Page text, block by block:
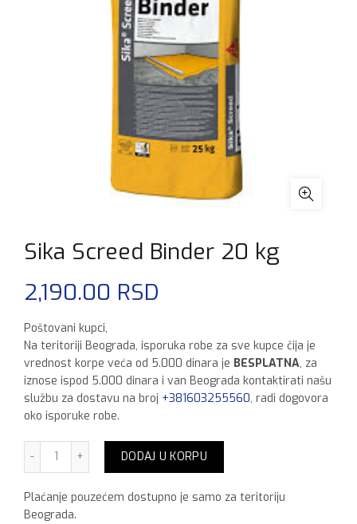
Sika Screed Binder 20 kg
2,190.00 RSD
Poštovani kupci,
Na teritoriji Beograda, isporuka robe za sve kupce čija je
vrednost korpe veća od 5.000 dinara je BESPLATNA, za
iznose ispod 5.000 dinara i van Beograda kontaktirati našu
službu za dostavu na broj +381603255560, radi dogovora
oko isporuke robe.
Sika Screed Binder 20 kg količina
DODAJ U KORPU
Plaćanje pouzećem dostupno je samo za teritoriju
Beograda.